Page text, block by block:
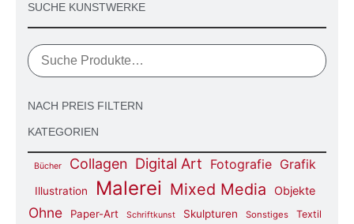
SUCHE KUNSTWERKE
NACH PREIS FILTERN
KATEGORIEN
Bücher Collagen Digital Art Fotografie Grafik
Illustration Malerei Mixed Media Objekte
Ohne Paper-Art Schriftkunst Skulpturen Sonstiges Textil